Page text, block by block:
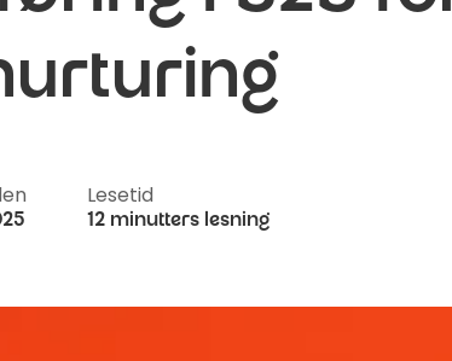
Lesetid
12 minutters lesning